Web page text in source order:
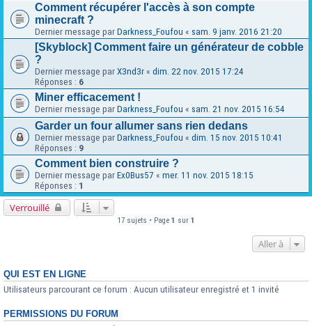
Comment récupérer l'accès à son compte
minecraft ?
Dernier message par Darkness_Foufou « sam. 9 janv. 2016 21:20
[Skyblock] Comment faire un générateur de cobble
?
Dernier message par X3nd3r « dim. 22 nov. 2015 17:24
Réponses : 6
Miner efficacement !
Dernier message par Darkness_Foufou « sam. 21 nov. 2015 16:54
Garder un four allumer sans rien dedans
Dernier message par Darkness_Foufou « dim. 15 nov. 2015 10:41
Réponses : 9
Comment bien construire ?
Dernier message par Ex0Bus57 « mer. 11 nov. 2015 18:15
Réponses : 1
Verrouillé
17 sujets • Page 1 sur 1
Aller à
QUI EST EN LIGNE
Utilisateurs parcourant ce forum : Aucun utilisateur enregistré et 1 invité
PERMISSIONS DU FORUM